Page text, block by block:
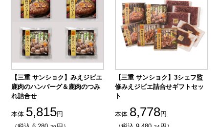
【三重 サンショク】みえジビエ
鹿肉のハンバーグ＆鹿肉のつみ
れ詰合せ
本体 5,815円
【三重 サンショク】3シェフ監
修みえジビエ詰合せギフトセッ
ト
本体 8,778円